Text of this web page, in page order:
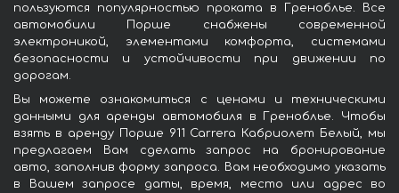
пользуются популярностью проката в Греноблье. Все
автомобили Порше снабжены современной
электроникой, элементами комфорта, системами
безопасности и устойчивости при движении по
дорогам.
Вы можете ознакомиться с ценами и техническими
данными для аренды автомобиля в Греноблье. Чтобы
взять в аренду Порше 911 Carrera Кабриолет Белый, мы
предлагаем Вам сделать запрос на бронирование
авто, заполнив форму запроса. Вам необходимо указать
в Вашем запросе даты, время, место или адрес во